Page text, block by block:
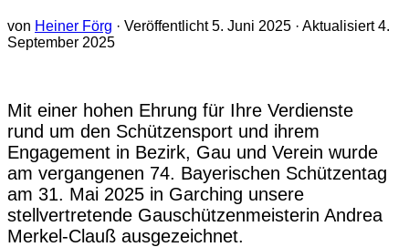
von Heiner Förg · Veröffentlicht5. Juni 2025 · Aktualisiert4.
September 2025
Mit einer hohen Ehrung für Ihre Verdienste
rund um den Schützensport und ihrem
Engagement in Bezirk, Gau und Verein wurde
am vergangenen 74. Bayerischen Schützentag
am 31. Mai 2025 in Garching unsere
stellvertretende Gauschützenmeisterin Andrea
Merkel-Clauß ausgezeichnet.